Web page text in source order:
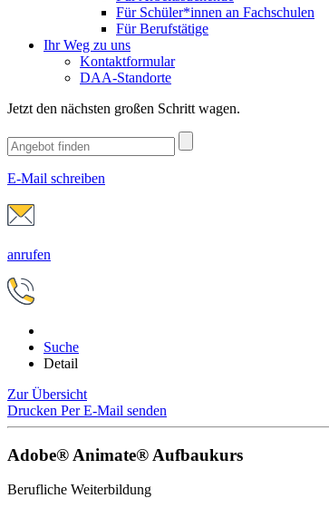
Für Schüler*innen an Fachschulen
Für Berufstätige
Ihr Weg zu uns
Kontaktformular
DAA-Standorte
Jetzt den nächsten großen Schritt wagen.
E-Mail schreiben
anrufen
Suche
Detail
Zur Übersicht
Drucken Per E-Mail senden
Adobe® Animate® Aufbaukurs
Berufliche Weiterbildung